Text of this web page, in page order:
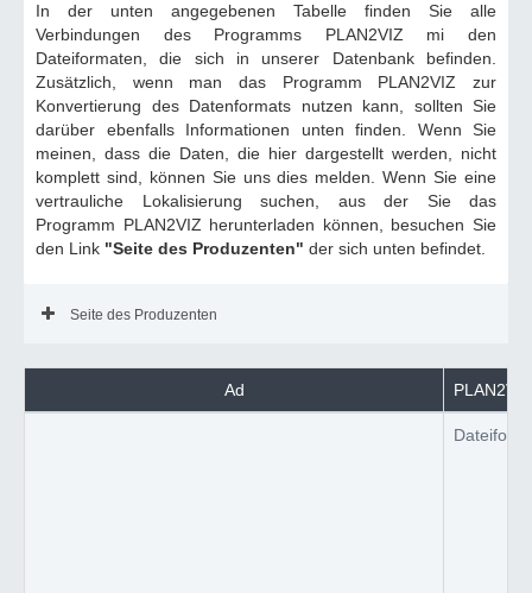
In der unten angegebenen Tabelle finden Sie alle
Verbindungen des Programms PLAN2VIZ mi den
Dateiformaten, die sich in unserer Datenbank befinden.
Zusätzlich, wenn man das Programm PLAN2VIZ zur
Konvertierung des Datenformats nutzen kann, sollten Sie
darüber ebenfalls Informationen unten finden. Wenn Sie
meinen, dass die Daten, die hier dargestellt werden, nicht
komplett sind, können Sie uns dies melden. Wenn Sie eine
vertrauliche Lokalisierung suchen, aus der Sie das
Programm PLAN2VIZ herunterladen können, besuchen Sie
den Link "Seite des Produzenten" der sich unten befindet.
Seite des Produzenten
Ad